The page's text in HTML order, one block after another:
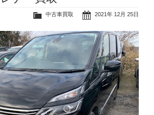
2021年 12月 25日
中古車買取